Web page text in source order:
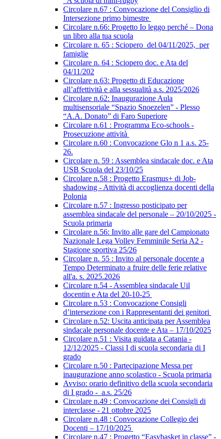
Circolare n.67 : Convocazione del Consiglio di
Intersezione primo bimestre
Circolare n.66: Progetto Io leggo perché – Dona
un libro alla tua scuola
Circolare n. 65 : Sciopero del 04/11/2025, per
famiglie
Circolare n. 64 : Sciopero doc. e Ata del
04/11/202
Circolare n.63: Progetto di Educazione
all’affettività e alla sessualità a.s. 2025/2026
Circolare n.62: Inaugurazione Aula
multisensoriale “Spazio Snoezelen” - Plesso
“A.A. Donato” di Faro Superiore
Circolare n.61 : Programma Eco-schools -
Prosecuzione attività
Circolare n.60 : Convocazione Glo n 1 a.s. 25-
26.
Circolare n. 59 : Assemblea sindacale doc. e Ata
USB Scuola del 23/10/25
Circolare n.58 : Progetto Erasmus+ di Job-
shadowing - Attività di accoglienza docenti della
Polonia
Circolare n.57 : Ingresso posticipato per
assemblea sindacale del personale – 20/10/2025 -
Scuola primaria
Circolare n.56: Invito alle gare del Campionato
Nazionale Lega Volley Femminile Seria A2 -
Stagione sportiva 25/26
Circolare n. 55 : Invito al personale docente a
Tempo Determinato a fruire delle ferie relative
all'a. s. 2025.2026
Circolare n.54 - Assemblea sindacale Uil
docentin e Ata del 20-10-25
Circolare n.53 : Convocazione Consigli
d’intersezione con i Rappresentanti dei genitori
Circolare n.52: Uscita anticipata per Assemblea
sindacale personale docente e Ata – 17/10/2025
Circolare n.51 : Visita guidata a Catania -
12/12/2025 - Classi I di scuola secondaria di I
grado
Circolare n.50 : Partecipazione Messa per
inaugurazione anno scolastico - Scuola primaria
Avviso: orario definitivo della scuola secondaria
di I grado - a.s. 25/26
Circolare n.49 : Convocazione dei Consigli di
interclasse - 21 ottobre 2025
Circolare n.48 : Convocazione Collegio dei
Docenti – 17/10/2025
Circolare n.47 : Progetto “Easybasket in classe” -